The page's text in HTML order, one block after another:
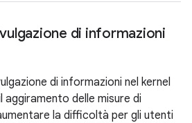
di informazioni
di informazioni nel kernel
delle misure di
la difficoltà per gli utenti